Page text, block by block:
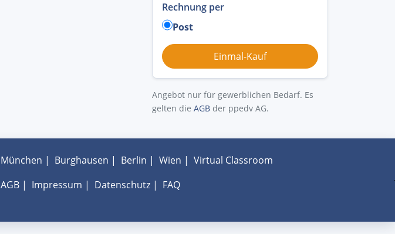
Rechnung per
Post
Angebot nur für gewerblichen Bedarf. Es
gelten die AGB der ppedv AG.
München | Burghausen | Berlin | Wien | Virtual Classroom
AGB| Impressum | Datenschutz| FAQ